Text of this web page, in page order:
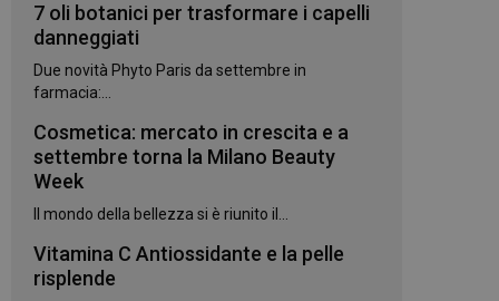
7 oli botanici per trasformare i capelli
danneggiati
Due novità Phyto Paris da settembre in
farmacia:...
Cosmetica: mercato in crescita e a
settembre torna la Milano Beauty
Week
Il mondo della bellezza si è riunito il...
Vitamina C Antiossidante e la pelle
risplende
sulle pagine
sul linguaggio
utilizzato per
Normalmente